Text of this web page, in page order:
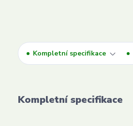
Kompletní specifikace
Kompletní specifikace